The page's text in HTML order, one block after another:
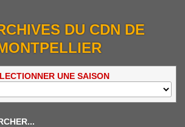
DU CDN DE
UNE SAISON